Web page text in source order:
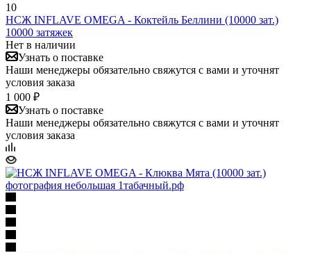
10
НСЖ INFLAVE OMEGA - Коктейль Беллини (10000 зат.)
10000 затяжек
Нет в наличии
Узнать о поставке
Наши менеджеры обязательно свяжутся с вами и уточнят
условия заказа
1 000 ₽
Узнать о поставке
Наши менеджеры обязательно свяжутся с вами и уточнят
условия заказа